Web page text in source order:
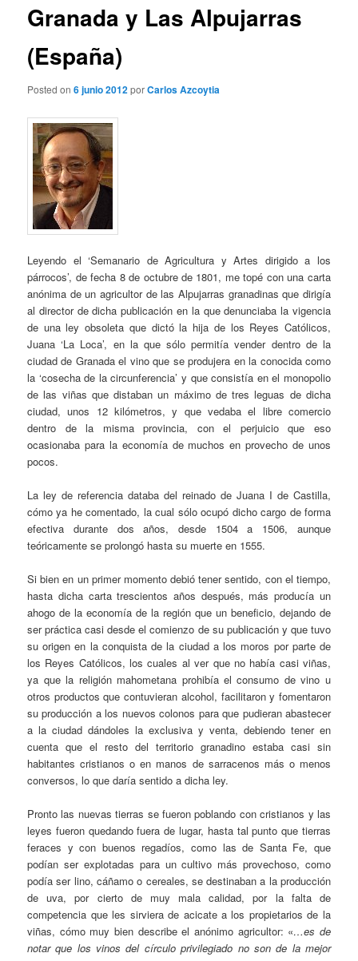
Granada y Las Alpujarras
(España)
Posted on6 junio 2012porCarlos Azcoytia
Leyendo el ‘Semanario de Agricultura y Artes dirigido a los
párrocos’, de fecha 8 de octubre de 1801, me topé con una carta
anónima de un agricultor de las Alpujarras granadinas que dirigía
al director de dicha publicación en la que denunciaba la vigencia
de una ley obsoleta que dictó la hija de los Reyes Católicos,
Juana ‘La Loca’, en la que sólo permitía vender dentro de la
ciudad de Granada el vino que se produjera en la conocida como
la ‘cosecha de la circunferencia’ y que consistía en el monopolio
de las viñas que distaban un máximo de tres leguas de dicha
ciudad, unos 12 kilómetros, y que vedaba el libre comercio
dentro de la misma provincia, con el perjuicio que eso
ocasionaba para la economía de muchos en provecho de unos
pocos.
La ley de referencia databa del reinado de Juana I de Castilla,
cómo ya he comentado, la cual sólo ocupó dicho cargo de forma
efectiva durante dos años, desde 1504 a 1506, aunque
teóricamente se prolongó hasta su muerte en 1555.
Si bien en un primer momento debió tener sentido, con el tiempo,
hasta dicha carta trescientos años después, más producía un
ahogo de la economía de la región que un beneficio, dejando de
ser práctica casi desde el comienzo de su publicación y que tuvo
su origen en la conquista de la ciudad a los moros por parte de
los Reyes Católicos, los cuales al ver que no había casi viñas,
ya que la religión mahometana prohibía el consumo de vino u
otros productos que contuvieran alcohol, facilitaron y fomentaron
su producción a los nuevos colonos para que pudieran abastecer
a la ciudad dándoles la exclusiva y venta, debiendo tener en
cuenta que el resto del territorio granadino estaba casi sin
habitantes cristianos o en manos de sarracenos más o menos
conversos, lo que daría sentido a dicha ley.
Pronto las nuevas tierras se fueron poblando con cristianos y las
leyes fueron quedando fuera de lugar, hasta tal punto que tierras
feraces y con buenos regadíos, como las de Santa Fe, que
podían ser explotadas para un cultivo más provechoso, como
podía ser lino, cáñamo o cereales, se destinaban a la producción
de uva, por cierto de muy mala calidad, por la falta de
competencia que les sirviera de acicate a los propietarios de la
viñas, cómo muy bien describe el anónimo agricultor: «…es de
notar que los vinos del círculo privilegiado no son de la mejor